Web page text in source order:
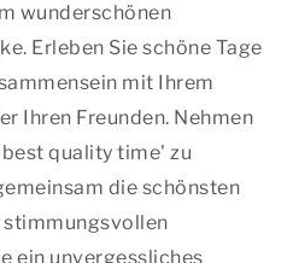
wunderschönen
Erleben Sie schöne Tage
mit Ihrem
Ihren Freunden. Nehmen
quality time' zu
die schönsten
stimmungsvollen
ein unvergessliches